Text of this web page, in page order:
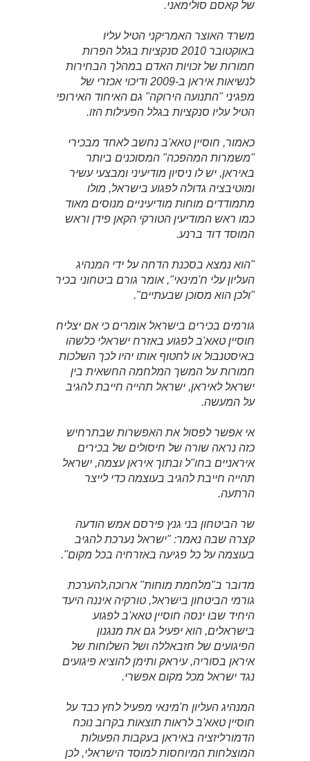
של קאסם סולימאני.
משרד האוצר האמריקני הטיל עליו
באוקטובר 2010 סנקציות בגלל הפרות
חמורות של זכויות האדם במהלך הבחירות
לנשיאות איראן ב-2009 ודיכוי אכזרי של
מפגיני "התנועה הירוקה" גם האיחוד האירופי
הטיל עליו סנקציות בגלל הפעילות הזו.
כאמור, חוסיין טאא'ב נחשב לאחד מבכירי
"משמרות המהפכה" המסוכנים ביותר
באיראן, יש לו ניסיון מודיעיני ומבצעי עשיר
ומוטיבציה גדולה לפגוע בישראל, מולו
מתמודדים מוחות מודיעיניים מנוסים מאוד
כמו ראש המודיעין הטורקי הקאן פידן וראש
המוסד דוד ברנע.
"הוא נמצא בסכנת הדחה על ידי המנהיג
העליון עלי ח'מינאי", אומר גורם ביטחוני בכיר
"ולכן הוא מסוכן שבעתיים".
גורמים בכירים בישראל אומרים כי אם יצליח
חוסיין טאא'ב לפגוע באזרח ישראלי כלשהו
באיסטנבול או לחטוף אותו יהיו לכך השלכות
חמורות על המשך המלחמה החשאית בין
ישראל לאיראן, ישראל תהייה חייבת להגיב
על המעשה.
אי אפשר לפסול את האפשרות שבתרחיש
כזה נראה שורה של חיסולים של בכירים
איראניים בחו"ל ובתוך איראן עצמה, ישראל
תהייה חייבת להגיב בעוצמה כדי לייצר
הרתעה.
שר הביטחון בני גנץ פירסם אמש הודעה
קצרה שבה נאמר: "ישראל נערכת להגיב
בעוצמה על כל פגיעה באזרחיה בכל מקום".
מדובר ב"מלחמת מוחות" ארוכה,להערכת
גורמי הביטחון בישראל, טורקיה איננה היעד
היחיד שבו ינסה חוסיין טאא'ב לפגוע
בישראלים, הוא יפעיל גם את מנגנון
הפיגועים של חזבאללה ושל השלוחות של
איראן בסוריה, עיראק ותימן להוציא פיגועים
נגד ישראל מכל מקום אפשרי.
המנהיג העליון ח'מינאי מפעיל לחץ כבד על
חוסיין טאא'ב לראות תוצאות בקרוב נוכח
הדמורליזציה באיראן בעקבות הפעולות
המוצלחות המיוחסות למוסד הישראלי, לכן